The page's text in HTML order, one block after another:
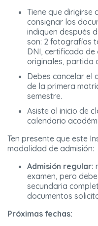
Tiene que dirigirse
consignar los
indiquen después
son: 2 fotografías
DNI, certificado de
originales, partida
Debes cancelar el
de la primera
semestre.
Asiste al inicio de
calendario
Ten presente que este
modalidad de admisión:
Admisión regular:
examen, pero
secundaria
documentos
Próximas fechas: